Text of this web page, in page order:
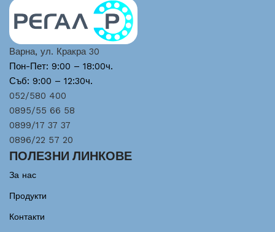
Варна, ул. Кракра 30
Пон-Пет: 9:00 – 18:00ч.
Съб: 9:00 – 12:30ч.
052/580 400
0895/55 66 58
0899/17 37 37
0896/22 57 20
ПОЛЕЗНИ ЛИНКОВЕ
За нас
Продукти
Контакти